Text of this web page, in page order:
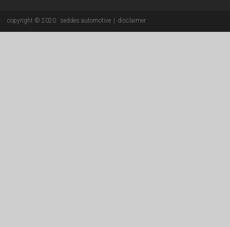
copyright © 2020 seddes automotive disclaimer